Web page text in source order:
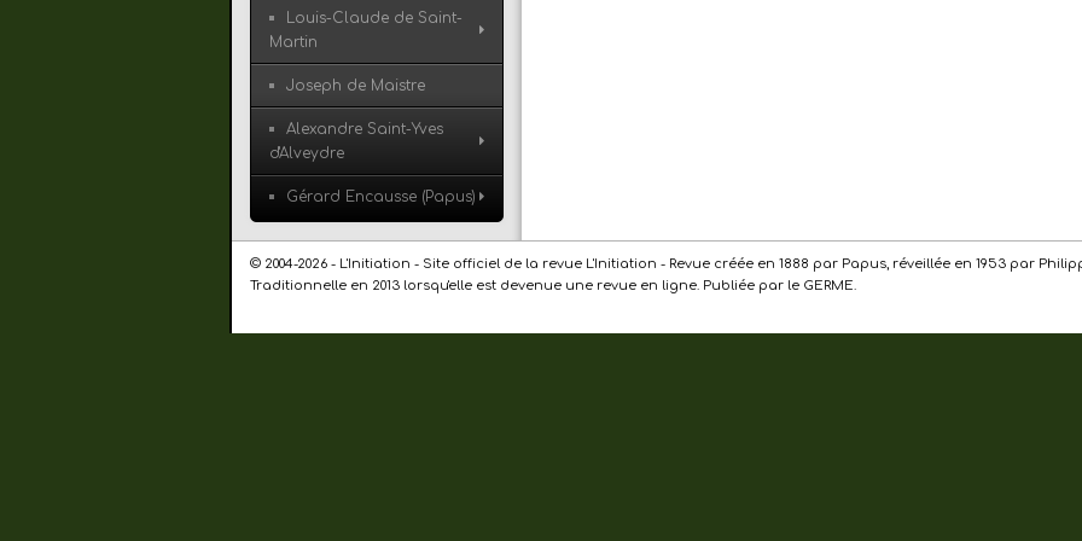
Louis-Claude de Saint-
Martin
Joseph de Maistre
Alexandre Saint-Yves
d'Alveydre
Gérard Encausse (Papus)
© 2004-2026 - L'Initiation - Site officiel de la revue L'Initiation - Revue créée en 1888 par Papus, réveillée en 1953 par
Traditionnelle en 2013 lorsqu'elle est devenue une revue en ligne. Publiée par le GERME.